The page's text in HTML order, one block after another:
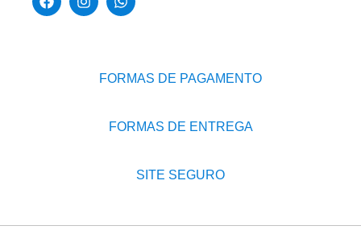
FORMAS DE PAGAMENTO
FORMAS DE ENTREGA
SITE SEGURO